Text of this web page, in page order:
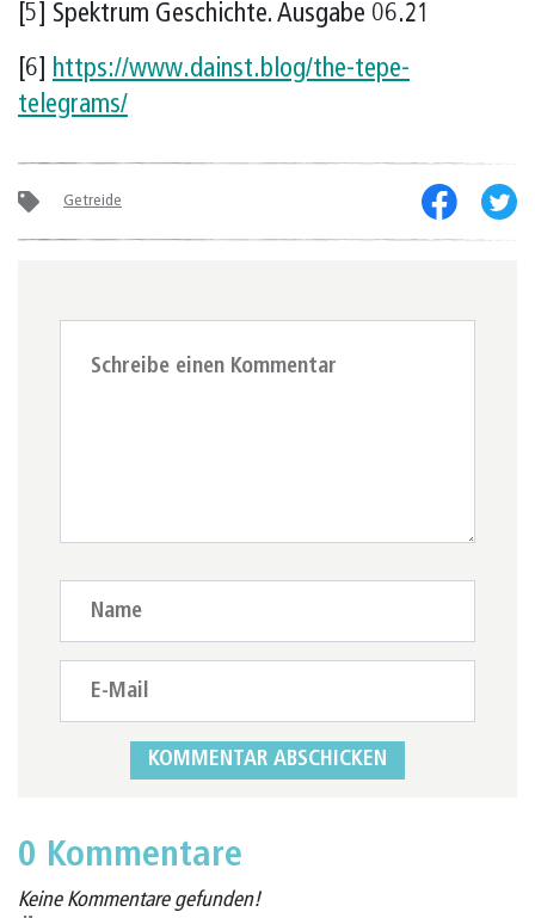
[5] Spektrum Geschichte. Ausgabe 06.21
[6] https://www.dainst.blog/the-tepe-
telegrams/
Getreide
0 Kommentare
Keine Kommentare gefunden!